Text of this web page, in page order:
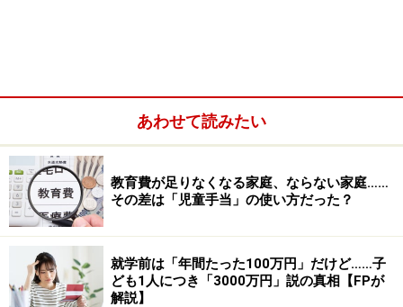
よね。こんな時にあえてママの方から声をかけてみまし
ょう。「本を読む約束をしていたけれど、どう？ 今おも
ちゃで遊びたかったら、本を読むのはまた今度でもいい
よ」こんな風に声をかけてみてください。その結果、も
しかしたら子供はおもちゃで遊ぶことを選ぶかもしれま
せん。大事なのは、何を選ぶかではなく、「ママが約束
を覚えていてくれた」「約束を守ろうとしてくれた」と
いう感覚を味わうことです。
あわせて読みたい
教育費が足りなくなる家庭、ならない家庭……
その差は「児童手当」の使い方だった？
就学前は「年間たった100万円」だけど……子
ども1人につき「3000万円」説の真相【FPが
解説】